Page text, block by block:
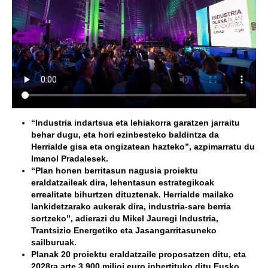
“Industria indartsua eta lehiakorra garatzen jarraitu
behar dugu, eta hori ezinbesteko baldintza da
Herrialde gisa eta ongizatean hazteko”, azpimarratu du
Imanol Pradalesek.
“Plan honen berritasun nagusia proiektu
eraldatzaileak dira, lehentasun estrategikoak
errealitate bihurtzen dituztenak. Herrialde mailako
lankidetzarako aukerak dira, industria-sare berria
sortzeko”, adierazi du Mikel Jauregi Industria,
Trantsizio Energetiko eta Jasangarritasuneko
sailburuak.
Planak 20 proiektu eraldatzaile proposatzen ditu, eta